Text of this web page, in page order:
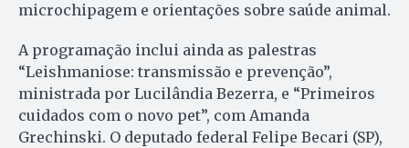
microchipagem e orientações sobre saúde animal.
A programação inclui ainda as palestras
“Leishmaniose: transmissão e prevenção”,
ministrada por Lucilândia Bezerra, e “Primeiros
cuidados com o novo pet”, com Amanda
Grechinski. O deputado federal Felipe Becari (SP),